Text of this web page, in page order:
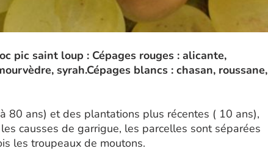
pic saint loup : Cépages rouges : alicante,
syrah.Cépages blancs : chasan, roussane,
80 ans) et des plantations plus récentes ( 10 ans),
causses de garrigue, les parcelles sont séparées
les troupeaux de moutons.